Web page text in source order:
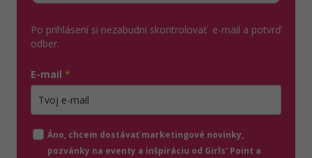
Po prihlásení si nezabudni skontrolovať e-mail a potvrď
odber.
E-mail *
Áno, chcem dostávať marketingové novinky,
pozvánky na eventy a inšpiráciu od Girls' Point a